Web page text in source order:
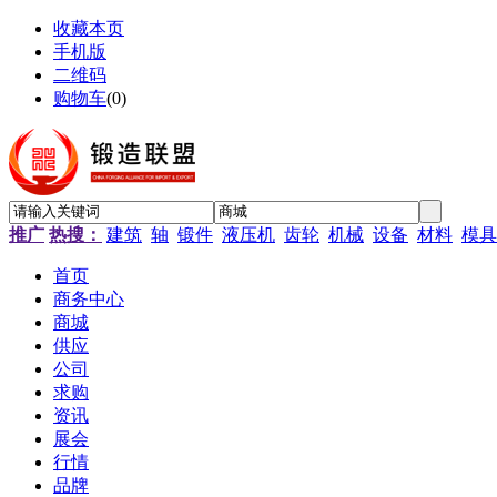
收藏本页
手机版
二维码
购物车(0)
推广 热搜： 建筑 轴 锻件 液压机 齿轮 机械 设备 材料 模具
首页
商务中心
商城
供应
公司
求购
资讯
展会
行情
品牌